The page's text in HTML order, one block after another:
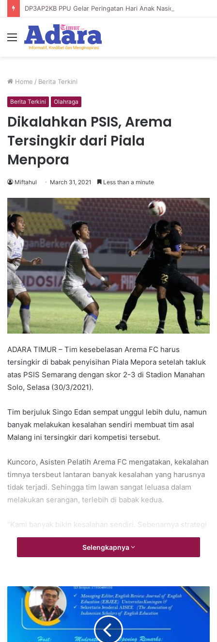
Menu
Home / Berita Terkini
Berita Terkini Olahraga
Dikalahkan PSIS, Arema
Tersingkir dari Piala
Menpora
Miftahul March 31, 2021 Less than a minute
ADARA TIMUR – Tim kesebelasan Arema FC harus
tersingkir di babak penyisihan Piala Mepora setelah takluk
atas PSIS Semarang dengan skor 2-3 di Stadion Manahan
Solo, Selasa (30/3/2021).
Tim berjuluk Singo Edan sempat unggul lebih dulu, namun
banyak melakukan kesalahan sendiri membuat tim asal
Malang ini tersingkir dari kompetisi tersebut.
Kuncoro, Asisten Pelatih Arema FC mengatakan, kekalahan
timnya tersbeut lantaran banyak kesalahan yang harusnya
tidak terjadi. Sehingga tim lawan sangat leluasa dalam
melakukan serangan, terlebih di babak kedua.
“Kami banyak bikin kesalahan sendiri. Sebenarnya strategi
awal babak pertama berjalan baik, kami unggul menit awal.
Tapi kemudian kami kebobolan golset piece
Report: Syamsir Editor: Miftahul J
Selengkapnya